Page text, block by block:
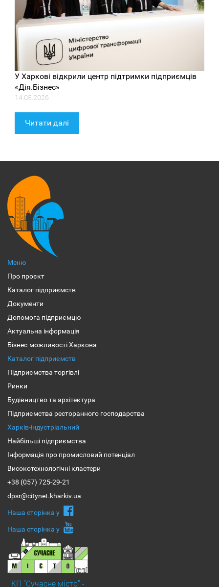
У Харкові відкрили центр підтримки підприємців
«Дія.Бізнес»
14.05.2026
Читати далі
Меню
Про проєкт
Каталог підприємств
Документи
Допомога підприємцю
Актуальна інформація
Бізнес-можливості Харкова
Каталог підприємств
Підприємства торгівлі
Ринки
Будівництво та архітектура
Підприємства ресторанного господарства
Харків-індустріальний
Найбільші підприємства
Інформація про промисловий потенціал
Високотехнологічні кластери
+38 (057) 725-29-21
dpsr@citynet.kharkiv.ua
Наша сторiнка у
Наша сторiнка у
КП "Сучасне місто" -